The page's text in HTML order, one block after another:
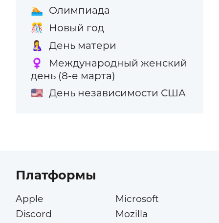
🏊 Олимпиада
🎊 Новый год
🤱 День матери
♀️
Международный женский
день (8-е марта)
🇺🇸 День независимости США
Платформы
Apple
Discord
Microsoft
Mozilla